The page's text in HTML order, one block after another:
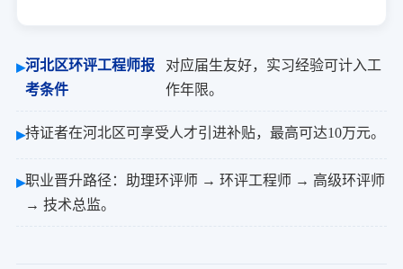
河北区环评工程师报
考条件
对应届生友好，实习经验可计入工
作年限。
持证者在河北区可享受人才引进补贴，最高可达10万元。
职业晋升路径：助理环评师 → 环评工程师 → 高级环评师
→ 技术总监。